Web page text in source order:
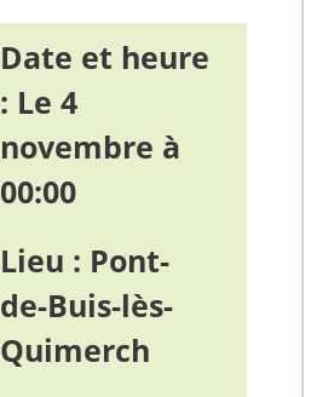
Date et heure
: Le 4
novembre à
00:00
Lieu : Pont-
de-Buis-lès-
Quimerch